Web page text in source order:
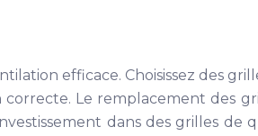
efficace. Choisissez des
Le remplacement des
dans des grilles